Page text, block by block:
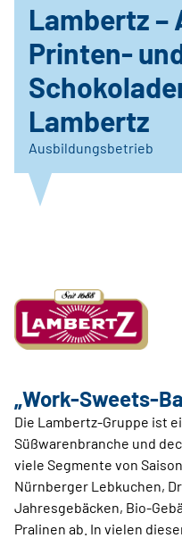
Lambertz –
Printen-
Lambertz
Ausbildungsbetrieb
„Work-Sweets-
Die Lambertz-Gruppe ist
Süßwarenbranche und
viele Segmente von
Nürnberger Lebkuchen,
Jahresgebäcken, Bio-
Pralinen ab. In vielen